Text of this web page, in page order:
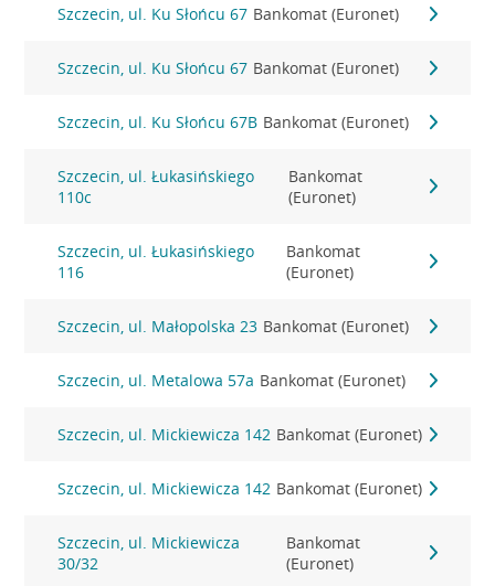
Szczecin, ul. Ku Słońcu 67 Bankomat (Euronet)
Szczecin, ul. Ku Słońcu 67 Bankomat (Euronet)
Szczecin, ul. Ku Słońcu 67B Bankomat (Euronet)
Szczecin, ul. Łukasińskiego
110c
Bankomat
(Euronet)
Szczecin, ul. Łukasińskiego
116
Bankomat
(Euronet)
Szczecin, ul. Małopolska 23 Bankomat (Euronet)
Szczecin, ul. Metalowa 57a Bankomat (Euronet)
Szczecin, ul. Mickiewicza 142 Bankomat (Euronet)
Szczecin, ul. Mickiewicza 142 Bankomat (Euronet)
Szczecin, ul. Mickiewicza
30/32
Bankomat
(Euronet)